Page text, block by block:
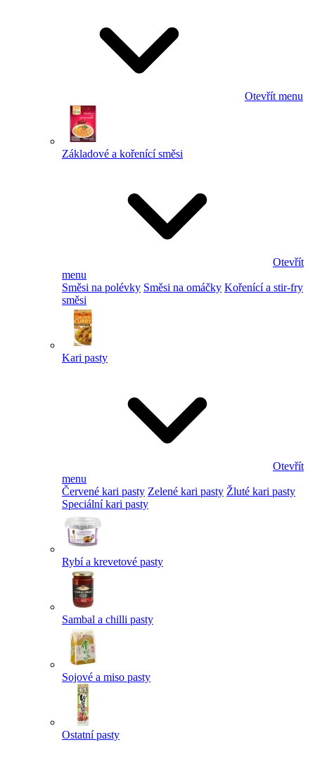
Otevřít menu
Základové a kořenící směsi
Otevřít
menu
Směsi na polévky Směsi na omáčky Kořenící a stir-fry
směsi
Kari pasty
Otevřít
menu
Červené kari pasty Zelené kari pasty Žluté kari pasty
Speciální kari pasty
Rybí a krevetové pasty
Sambal a chilli pasty
Sojové a miso pasty
Ostatní pasty